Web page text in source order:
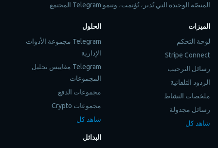
المنصّة الوحيدة التي تُدير، تُؤتمت، وتنمو Telegram المجتمع
الميزات
لوحة التحكم
Stripe Connect
رسائل الترحيب
الردود التلقائية
ملخصات النشاط
رسائل مجدولة
شاهد كل
الحلول
Telegram مجموعة الأدوات
الإدارية
Telegram مقاييس تحليل
المجموعات
مجموعات الدفع
مجموعات Crypto
شاهد كل
البدائل